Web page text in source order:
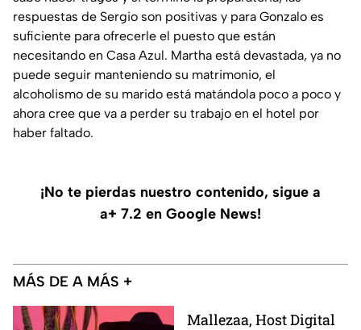
respuestas de Sergio son positivas y para Gonzalo es
suficiente para ofrecerle el puesto que están
necesitando en Casa Azul. Martha está devastada, ya no
puede seguir manteniendo su matrimonio, el
alcoholismo de su marido está matándola poco a poco y
ahora cree que va a perder su trabajo en el hotel por
haber faltado.
¡No te pierdas nuestro contenido, sigue a
a+ 7.2 en Google News!
MÁS DE A MÁS +
Mallezaa, Host Digital